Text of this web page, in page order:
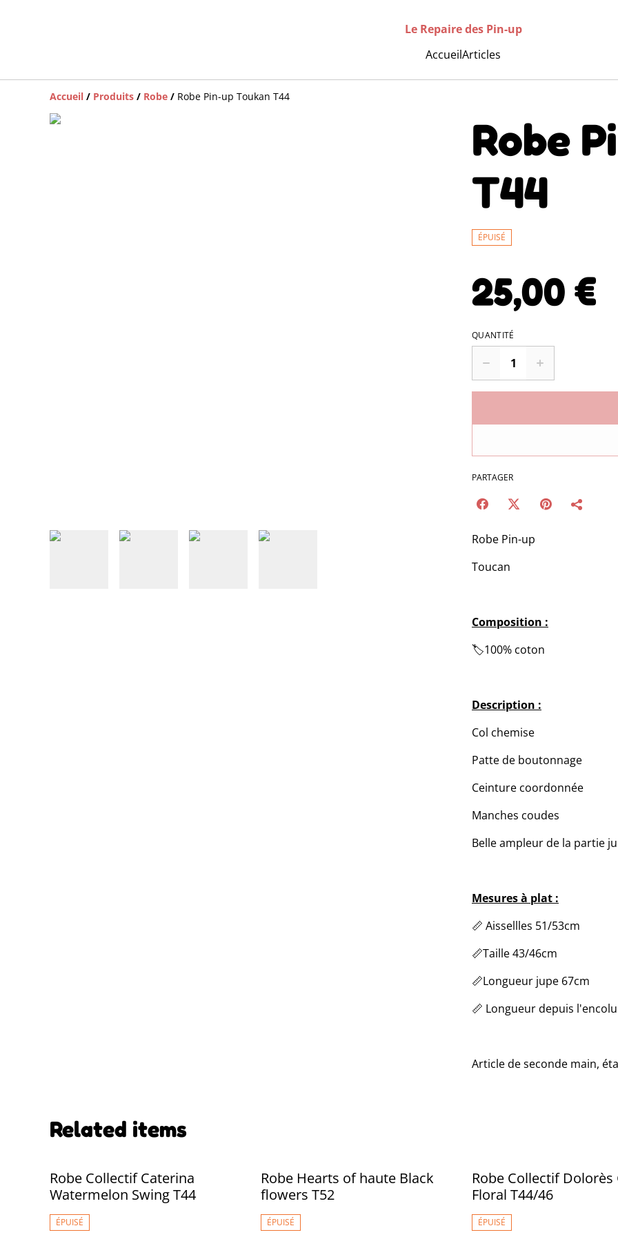
Le Repaire des Pin-up
AccueilArticles
Accueil / Produits / Robe / Robe Pin-up Toukan T44
Robe
T44
ÉPUISÉ
25,00 €
QUANTITÉ
PARTAGER
Robe Pin-up
Toucan
Composition :
🏷️100% coton
Description :
Col chemise
Patte de boutonnage
Ceinture coordonnée
Manches coudes
Belle ampleur de la partie
Mesures à plat :
📏 Aissellles 51/53cm
📏Taille 43/46cm
📏Longueur jupe 67cm
📏 Longueur depuis
Article de seconde main,
Related items
Robe Collectif Caterina
Watermelon Swing T44
ÉPUISÉ
Robe Hearts of haute Black
flowers T52
ÉPUISÉ
Robe Collectif Dolorès
Floral T44/46
ÉPUISÉ